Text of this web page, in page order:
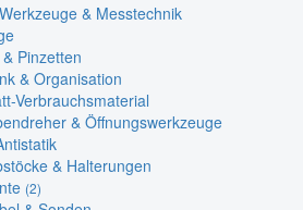
& Messtechnik
Pinzetten
& Organisation
Verbrauchsmaterial
& Öffnungswerkzeuge
& Halterungen
(2)